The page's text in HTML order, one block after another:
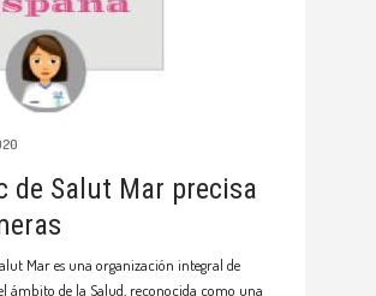
de Salut Mar precisa
Mar es una organización integral de
ámbito de la Salud, reconocida como una